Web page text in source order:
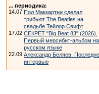
... периодика:
14.07 Пол Маккартни сделал
трибьют The Beatles на
свадьбе Тейлор Свифт
17.02 СЕКРЕТ "Big Beat 83" (2026).
Первый мерсибит-альбом на
русском языке
22.09 Александр Беляев.
интервью